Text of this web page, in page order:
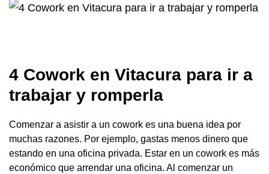
4 Cowork en Vitacura para ir a
trabajar y romperla
Comenzar a asistir a un cowork es una buena idea por
muchas razones. Por ejemplo, gastas menos dinero que
estando en una oficina privada. Estar en un cowork es más
económico que arrendar una oficina. Al comenzar un